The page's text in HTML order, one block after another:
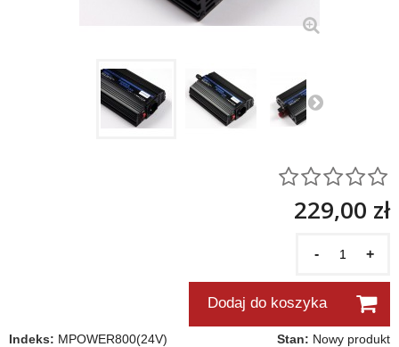
229,00 zł
- +
Dodaj do koszyka
Indeks: MPOWER800(24V) Stan: Nowy produkt